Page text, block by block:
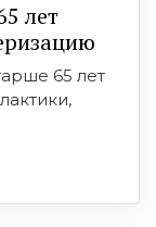
лет
65 лет